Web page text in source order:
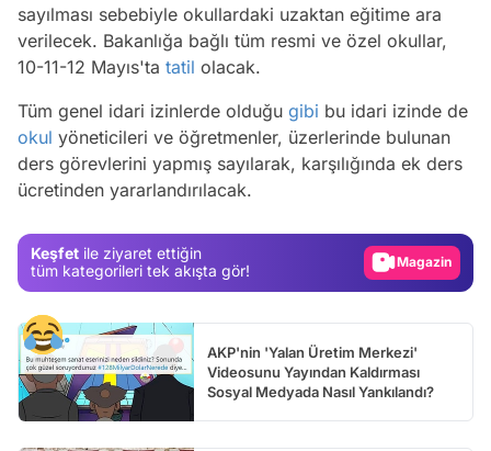
sayılması sebebiyle okullardaki uzaktan eğitime ara
verilecek. Bakanlığa bağlı tüm resmi ve özel okullar,
10-11-12 Mayıs'ta tatil olacak.
Tüm genel idari izinlerde olduğu gibi bu idari izinde de
okul yöneticileri ve öğretmenler, üzerlerinde bulunan
ders görevlerini yapmış sayılarak, karşılığında ek ders
ücretinden yararlandırılacak.
Keşfet ile ziyaret ettiğin
tüm kategorileri tek akışta gör!
Video
Magazin
AKP'nin 'Yalan Üretim Merkezi'
Videosunu Yayından Kaldırması
Sosyal Medyada Nasıl Yankılandı?